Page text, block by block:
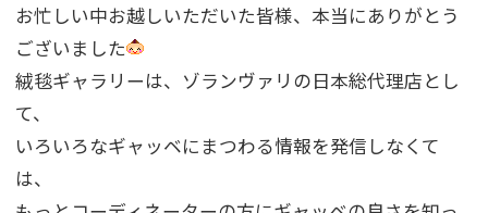
お忙しい中お越しいただいた皆様、本当にありがとう
ございました
絨毯ギャラリーは、ゾランヴァリの日本総代理店とし
て、
いろいろなギャッベにまつわる情報を発信しなくて
は、